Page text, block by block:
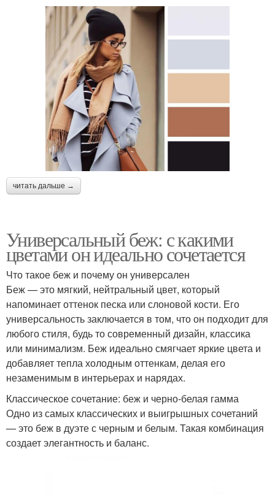
читать дальше →
Универсальный беж: с какими
цветами он идеально сочетается
Что такое беж и почему он универсален
Беж — это мягкий, нейтральный цвет, который
напоминает оттенок песка или слоновой кости. Его
универсальность заключается в том, что он подходит для
любого стиля, будь то современный дизайн, классика
или минимализм. Беж идеально смягчает яркие цвета и
добавляет тепла холодным оттенкам, делая его
незаменимым в интерьерах и нарядах.
Классическое сочетание: беж и черно-белая гамма
Одно из самых классических и выигрышных сочетаний
— это беж в дуэте с черным и белым. Такая комбинация
создает элегантность и баланс.